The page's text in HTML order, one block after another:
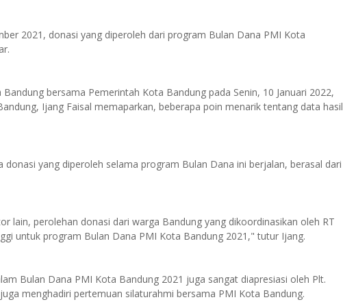
2021, donasi yang diperoleh dari program Bulan Dana PMI Kota
bersama Pemerintah Kota Bandung pada Senin, 10 Januari 2022,
Ijang Faisal memaparkan, beberapa poin menarik tentang data hasil
donasi yang diperoleh selama program Bulan Dana ini berjalan, berasal dari
lain, perolehan donasi dari warga Bandung yang dikoordinasikan oleh RT
untuk program Bulan Dana PMI Kota Bandung 2021," tutur Ijang.
Bulan Dana PMI Kota Bandung 2021 juga sangat diapresiasi oleh Plt.
menghadiri pertemuan silaturahmi bersama PMI Kota Bandung.